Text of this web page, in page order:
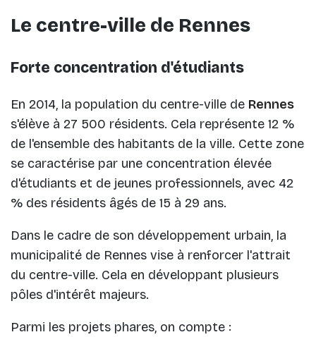
Le centre-ville de Rennes
Forte concentration d'étudiants
En 2014, la population du centre-ville de Rennes
s'élève à 27 500 résidents. Cela représente 12 %
de l'ensemble des habitants de la ville. Cette zone
se caractérise par une concentration élevée
d'étudiants et de jeunes professionnels, avec 42
% des résidents âgés de 15 à 29 ans.
Dans le cadre de son développement urbain, la
municipalité de Rennes vise à renforcer l'attrait
du centre-ville. Cela en développant plusieurs
pôles d'intérêt majeurs.
Parmi les projets phares, on compte :